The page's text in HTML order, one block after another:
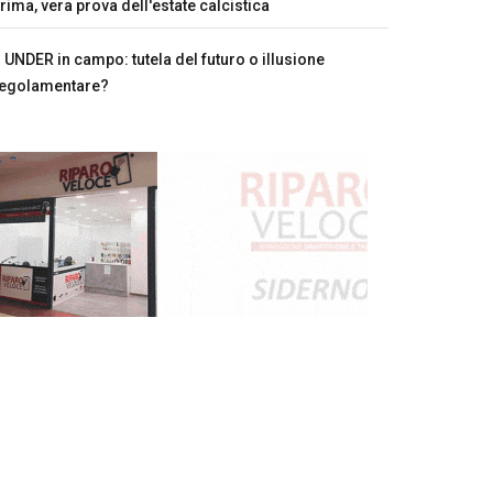
vera prova dell'estate calcistica
UNDER in campo: tutela del futuro o illusione